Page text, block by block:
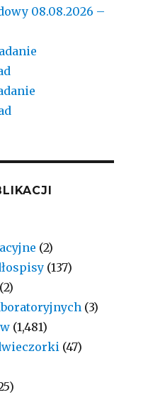
08.08.2026 –
(2)
(137)
(2)
(3)
(1,481)
(47)